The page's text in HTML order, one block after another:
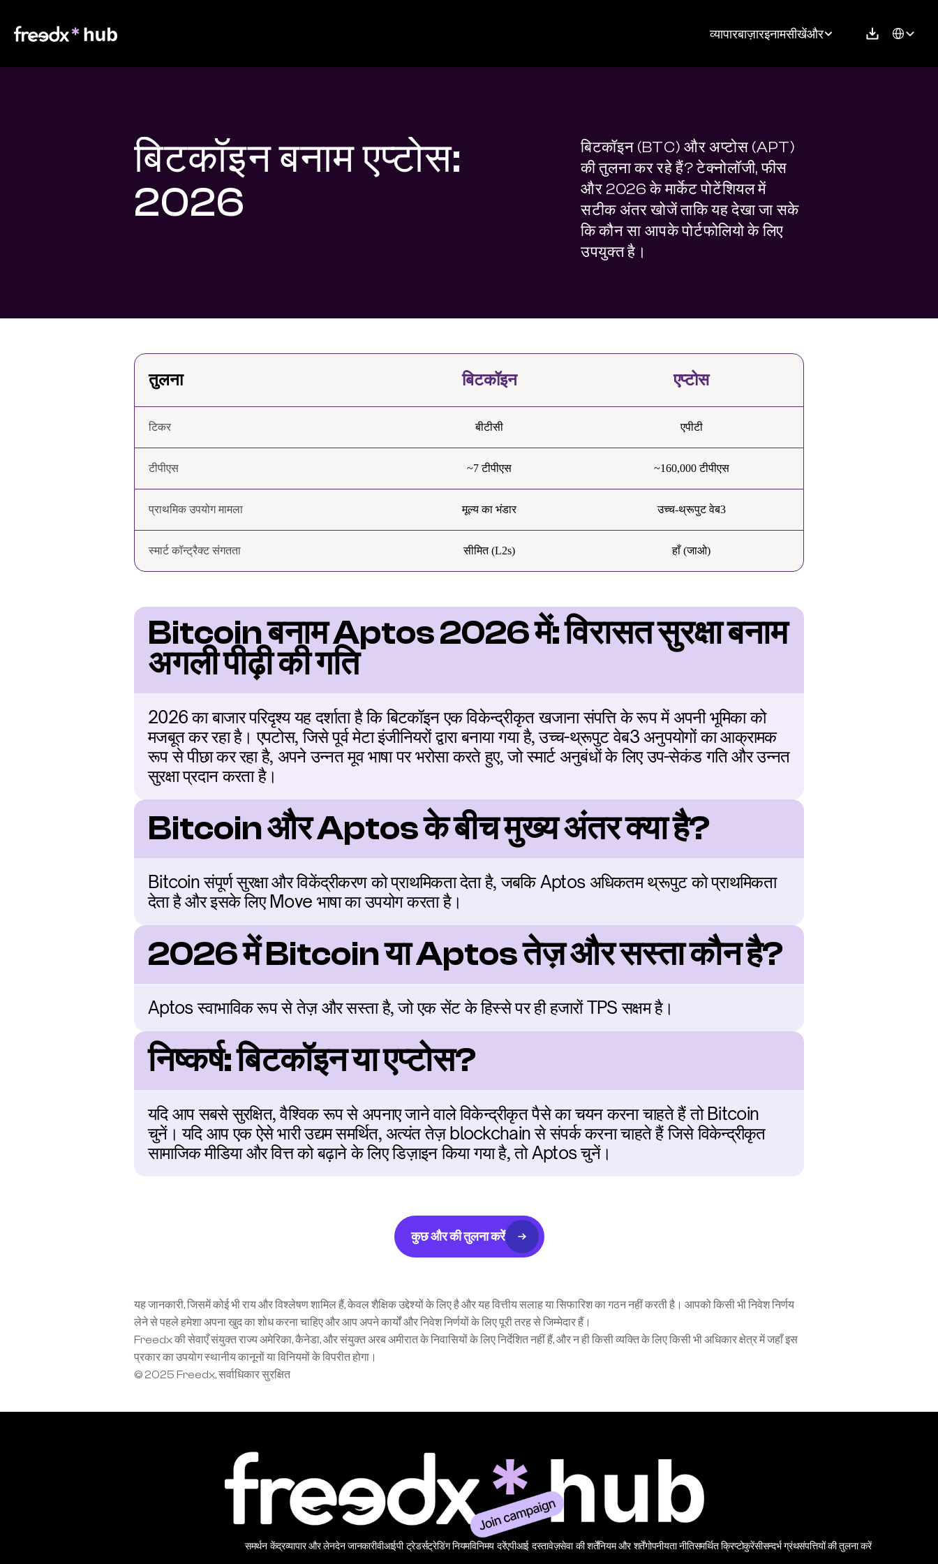
व्यापारबाज़ारइनामसीखेंऔर Select
बिटकॉइन बनाम एप्टोस:
2026
बिटकॉइन (BTC) और अप्टोस (APT)
की तुलना कर रहे हैं? टेक्नोलॉजी, फीस
और 2026 के मार्केट पोटेंशियल में
सटीक अंतर खोजें ताकि यह देखा जा सके
कि कौन सा आपके पोर्टफोलियो के लिए
उपयुक्त है।
तुलना बिटकॉइन एप्टोस
टिकर बीटीसी एपीटी
टीपीएस ~7 टीपीएस ~160,000 टीपीएस
प्राथमिक उपयोग मामला मूल्य का भंडार उच्च-थ्रूपुट वेब3
स्मार्ट कॉन्ट्रैक्ट संगतता सीमित (L2s) हाँ (जाओ)
Bitcoin बनाम Aptos 2026 में: विरासत सुरक्षा बनाम
अगली पीढ़ी की गति
2026 का बाजार परिदृश्य यह दर्शाता है कि बिटकॉइन एक विकेन्द्रीकृत खजाना संपत्ति के रूप में अपनी भूमिका को
मजबूत कर रहा है। एपटोस, जिसे पूर्व मेटा इंजीनियरों द्वारा बनाया गया है, उच्च-थ्रूपुट वेब3 अनुपयोगों का आक्रामक
रूप से पीछा कर रहा है, अपने उन्नत मूव भाषा पर भरोसा करते हुए, जो स्मार्ट अनुबंधों के लिए उप-सेकंड गति और उन्नत
सुरक्षा प्रदान करता है।
Bitcoin और Aptos के बीच मुख्य अंतर क्या है?
Bitcoin संपूर्ण सुरक्षा और विकेंद्रीकरण को प्राथमिकता देता है, जबकि Aptos अधिकतम थ्रूपुट को प्राथमिकता
देता है और इसके लिए Move भाषा का उपयोग करता है।
2026 में Bitcoin या Aptos तेज़ और सस्ता कौन है?
Aptos स्वाभाविक रूप से तेज़ और सस्ता है, जो एक सेंट के हिस्से पर ही हजारों TPS सक्षम है।
निष्कर्ष: बिटकॉइन या एप्टोस?
यदि आप सबसे सुरक्षित, वैश्विक रूप से अपनाए जाने वाले विकेन्द्रीकृत पैसे का चयन करना चाहते हैं तो Bitcoin
चुनें। यदि आप एक ऐसे भारी उद्यम समर्थित, अत्यंत तेज़ blockchain से संपर्क करना चाहते हैं जिसे विकेन्द्रीकृत
सामाजिक मीडिया और वित्त को बढ़ाने के लिए डिज़ाइन किया गया है, तो Aptos चुनें।
कुछ और की तुलना करें
यह जानकारी, जिसमें कोई भी राय और विश्लेषण शामिल हैं, केवल शैक्षिक उद्देश्यों के लिए है और यह वित्तीय सलाह या सिफारिश का गठन नहीं करती है। आपको किसी भी निवेश निर्णय
लेने से पहले हमेशा अपना खुद का शोध करना चाहिए और आप अपने कार्यों और निवेश निर्णयों के लिए पूरी तरह से जिम्मेदार हैं।
Freedx की सेवाएँ संयुक्त राज्य अमेरिका, कैनेडा, और संयुक्त अरब अमीरात के निवासियों के लिए निर्देशित नहीं हैं, और न ही किसी व्यक्ति के लिए किसी भी अधिकार क्षेत्र में जहाँ इस
प्रकार का उपयोग स्थानीय कानूनों या विनियमों के विपरीत होगा।
© 2025 Freedx, सर्वाधिकार सुरक्षित
समर्थन केंद्रव्यापार और लेनदेन जानकारीवीआईपी ट्रेडर्सट्रेडिंग नियमविनिमय दरेंएपीआई दस्तावेज़सेवा की शर्तेंनियम और शर्तेंगोपनीयता नीतिसमर्थित क्रिप्टोकुरेंसीसन्दर्भ ग्रंथसंपत्तियों की तुलना करें